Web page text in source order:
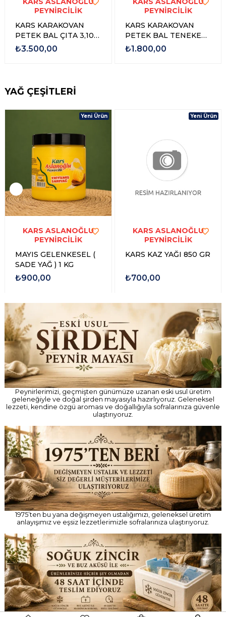
PETEK BAL ÇITA 3,100
gr - 3,500 gr
₺3.500,00
PETEK BAL TENEKE
1,500 GR - 1,750 GR
₺1.800,00
KARS ASLANOĞLU
PEYNİRCİLİK
MAYIS GELENKESEL (
SADE YAĞ ) 1 KG
₺900,00
KARS KAZ YAĞI 850 GR
₺700,00
Peynirlerimizi, geçmişten günümüze uzanan eski usul üretim
geleneğiyle ve doğal şirden mayasıyla hazırlıyoruz. Geleneksel
lezzeti, kendine özgü aroması ve doğallığıyla sofralarınıza güvenle
ulaştırıyoruz.
1975’ten bu yana değişmeyen ustalığımızı, geleneksel üretim
anlayışımız ve eşsiz lezzetlerimizle sofralarınıza ulaştırıyoruz.
Ürünlerinizi soğuk zincir ve buz aküsüyle özenle paketliyor,
tazeliğini koruyarak 48 saat içinde güvenle ulaştırıyoruz.